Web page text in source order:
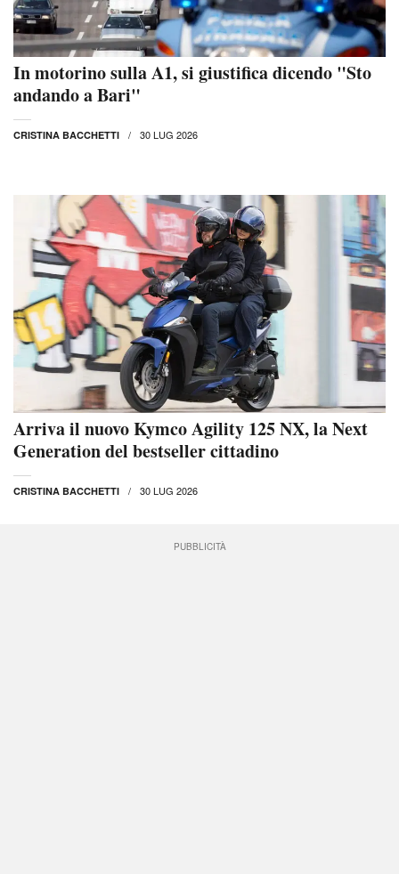
In motorino sulla A1, si giustifica dicendo "Sto
andando a Bari"
CRISTINA BACCHETTI 30 LUG 2026
Arriva il nuovo Kymco Agility 125 NX, la Next
Generation del bestseller cittadino
CRISTINA BACCHETTI 30 LUG 2026
PUBBLICITÀ